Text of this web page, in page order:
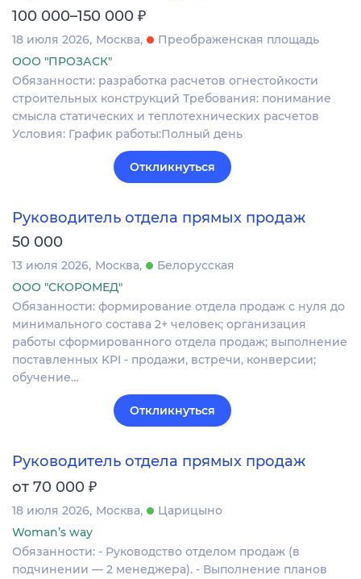
100 000–150 000 ₽
18 июля 2026 Москва
Преображенская площадь
ООО "ПРОЗАСК"
Обязанности: разработка расчетов огнестойкости
строительных конструкций Требования: понимание
смысла статических и теплотехнических расчетов
Условия: График работы:Полный день
Откликнуться
Руководитель отдела прямых продаж
50 000
13 июля 2026 Москва
Белорусская
ООО "СКОРОМЕД"
Обязанности: формирование отдела продаж с нуля до
минимального состава 2+ человек; организация
работы сформированного отдела продаж; выполнение
поставленных KPI - продажи, встречи, конверсии;
обучение…
Откликнуться
Руководитель отдела прямых продаж
от 70 000 ₽
18 июля 2026 Москва
Царицыно
Woman’s way
Обязанности: - Руководство отделом продаж (в
подчинении — 2 менеджера). - Выполнение планов